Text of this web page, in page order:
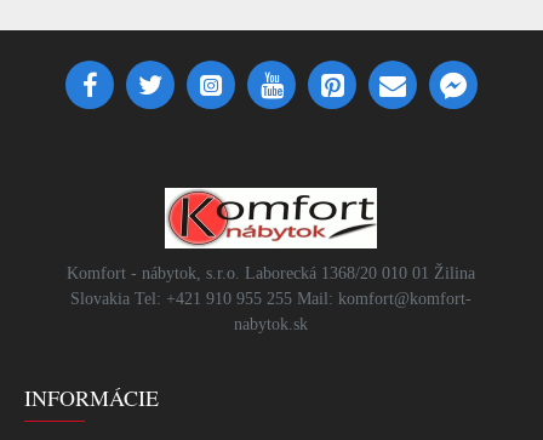
Komfort - nábytok, s.r.o. Laborecká 1368/20 010 01 Žilina
Slovakia Tel: +421 910 955 255 Mail: komfort@komfort-
nabytok.sk
INFORMÁCIE